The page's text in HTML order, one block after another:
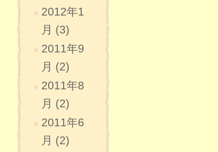
2012年1
月 (3)
2011年9
月 (2)
2011年8
月 (2)
2011年6
月 (2)